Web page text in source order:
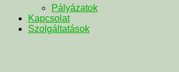
Pályázatok
Kapcsolat
Szolgáltatások